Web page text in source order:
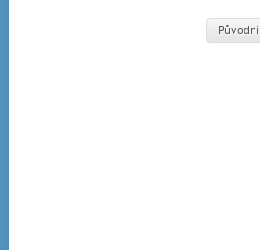
Původní